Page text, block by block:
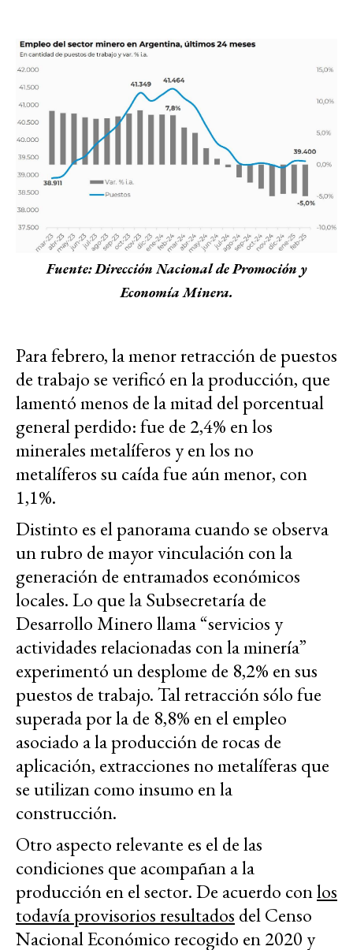
Fuente: Dirección Nacional de Promoción y
Economía Minera.
Para febrero, la menor retracción de puestos
de trabajo se verificó en la producción, que
lamentó menos de la mitad del porcentual
general perdido: fue de 2,4% en los
minerales metalíferos y en los no
metalíferos su caída fue aún menor, con
1,1%.
Distinto es el panorama cuando se observa
un rubro de mayor vinculación con la
generación de entramados económicos
locales. Lo que la Subsecretaría de
Desarrollo Minero llama “servicios y
actividades relacionadas con la minería”
experimentó un desplome de 8,2% en sus
puestos de trabajo. Tal retracción sólo fue
superada por la de 8,8% en el empleo
asociado a la producción de rocas de
aplicación, extracciones no metalíferas que
se utilizan como insumo en la
construcción.
Otro aspecto relevante es el de las
condiciones que acompañan a la
producción en el sector. De acuerdo conlos
todavía provisorios resultados del Censo
Nacional Económico recogido en 2020 y